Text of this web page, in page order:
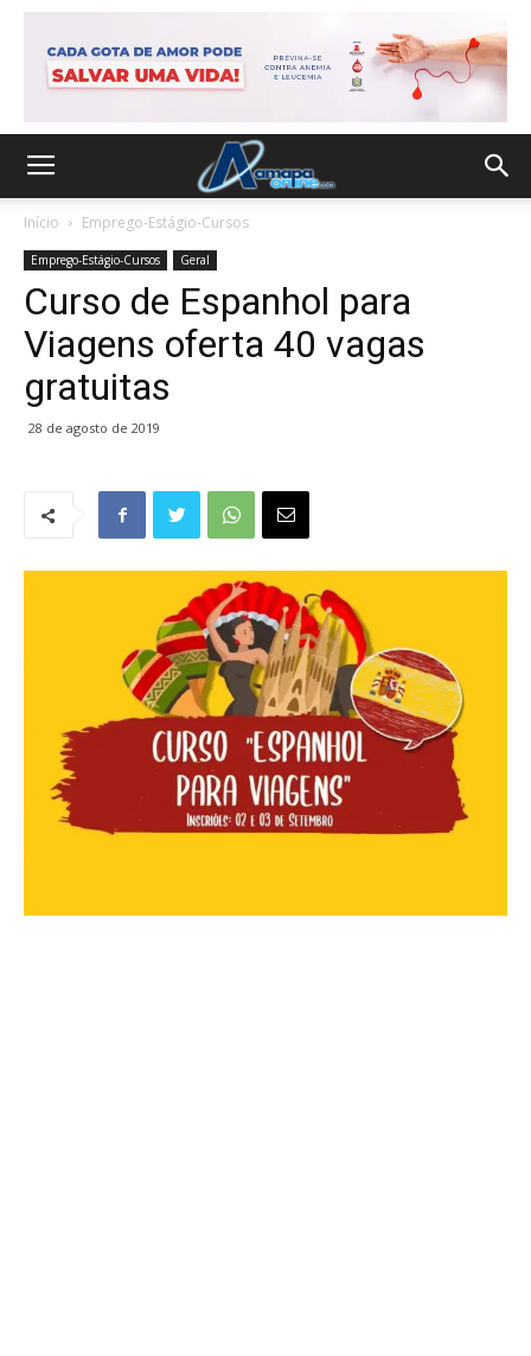
Início Emprego-Estágio-Cursos
Emprego-Estágio-Cursos Geral
Curso de Espanhol para
Viagens oferta 40 vagas
gratuitas
28 de agosto de 2019